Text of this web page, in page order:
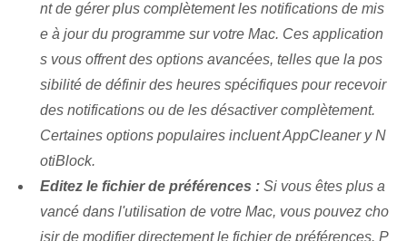
nt de gérer plus complètement les notifications de mis
e à jour du programme sur votre Mac. Ces⁢ application
s vous offrent des options avancées, telles que la pos
sibilité de définir des heures spécifiques pour recevoir
des notifications ou de les désactiver complètement.
Certaines options populaires incluentAppCleaner yN
otiBlock.
Editez le fichier de préférences : Si vous êtes plus a
vancé dans l'utilisation de votre Mac, vous pouvez cho
isir de modifier directement le fichier de préférences. P